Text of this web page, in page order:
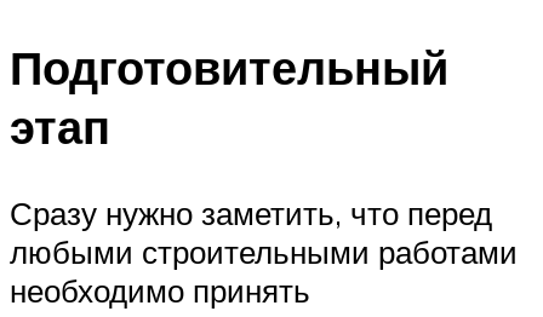
Подготовительный
этап
Сразу нужно заметить, что перед
любыми строительными работами
необходимо принять